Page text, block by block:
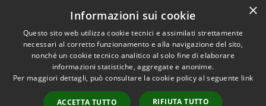
RSS
Accessibilità
Privacy
Cookie
Mappa del sito
Comune convenzionato
Astigov
Progetto|Convenzione|
Adesioni
×
Informazioni sui cookie
Questo sito web utilizza cookie tecnici e assimilati strettamente
necessari al corretto funzionamento e alla navigazione del sito,
nonché un cookie tecnico analitico al solo fine di elaborare
informazioni statistiche, aggregate e anonime.
Per maggiori dettagli, può consultare la cookie policy al seguente link
ACCETTA TUTTO RIFIUTA TUTTO